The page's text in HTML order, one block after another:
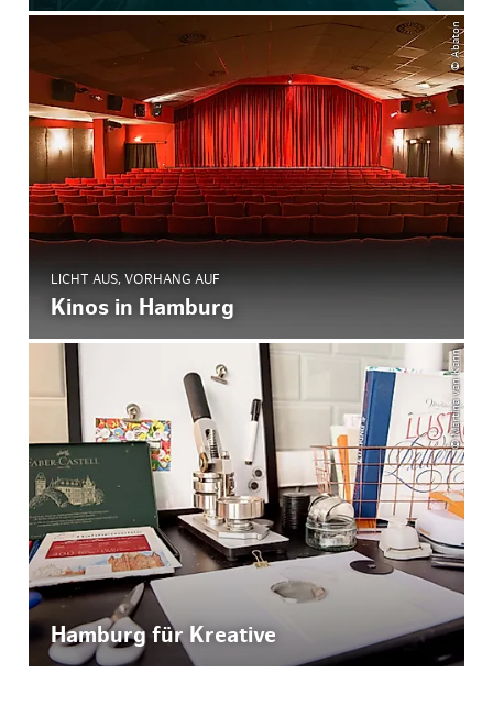
© Abaton
LICHT AUS, VORHANG AUF
Kinos in Hamburg
© Martina van Kann
Hamburg für Kreative